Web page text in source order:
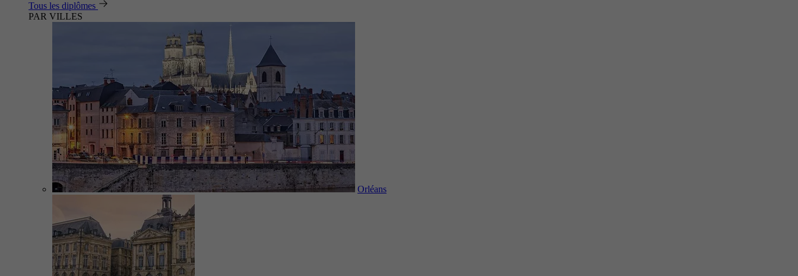
Tous les diplômes
PAR VILLES
Orléans